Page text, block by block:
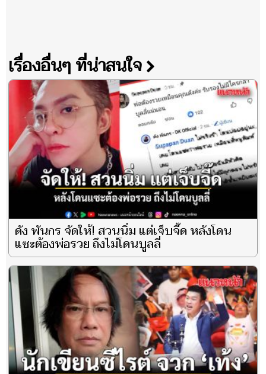
เรื่องอื่นๆ ที่น่าสนใจ
ดัง พันกร จัดให้! สวนนิ่ม แต่เจ็บจี๊ด หลังโดน
แซะต้องพ่อรวย ถึงไม่โดนบูลลี่